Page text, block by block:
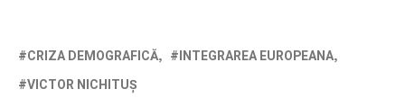
CRIZA DEMOGRAFICĂ
INTEGRAREA EUROPEANA
VICTOR NICHITUȘ